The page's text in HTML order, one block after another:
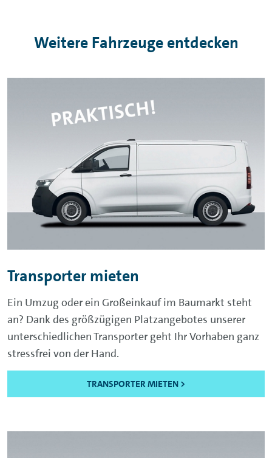
Weitere Fahrzeuge entdecken
Transporter mieten
Ein Umzug oder ein Großeinkauf im Baumarkt steht
an? Dank des größzügigen Platzangebotes unserer
unterschiedlichen Transporter geht Ihr Vorhaben ganz
stressfrei von der Hand.
TRANSPORTER MIETEN >